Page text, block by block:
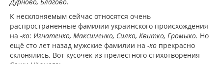
Дурново, Благово.
К несклоняемым сейчас относятся очень
распространённые фамилии украинского происхождения
на -ко: Игнатенко, Максименко, Силко, Квитко, Громыко. Но
ещё сто лет назад мужские фамилии на -ко прекрасно
склонялись. Вот кусочек из прелестного стихотворения